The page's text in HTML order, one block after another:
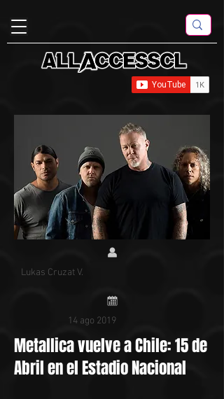
Lukas Cruzat V.
14 ago 2019
Metallica vuelve a Chile: 15 de
Abril en el Estadio Nacional